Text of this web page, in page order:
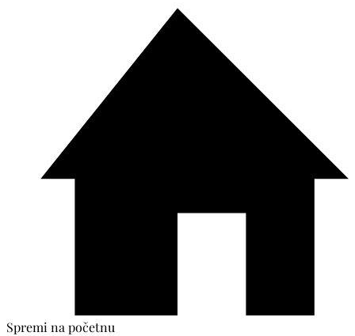
Spremi na početnu